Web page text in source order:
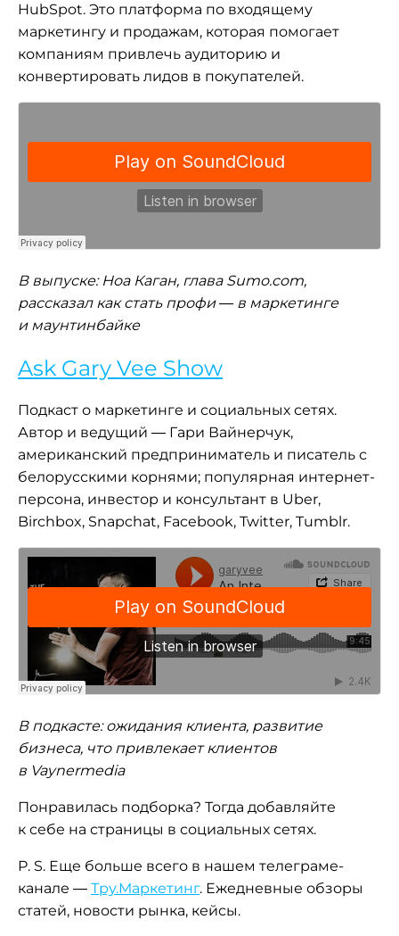
HubSpot. Это платформа по входящему
маркетингу и продажам, которая помогает
компаниям привлечь аудиторию и
конвертировать лидов в покупателей.
В выпуске: Ноа Каган, глава Sumo.com,
рассказал как стать профи — в маркетинге
и маунтинбайке
Ask Gary Vee Show
Подкаст о маркетинге и социальных сетях.
Автор и ведущий — Гари Вайнерчук,
американский предприниматель и писатель с
белорусскими корнями; популярная интернет-
персона, инвестор и консультант в Uber,
Birchbox, Snapchat, Facebook, Twitter, Tumblr.
В подкасте: ожидания клиента, развитие
бизнеса, что привлекает клиентов
в Vaynermedia
Понравилась подборка? Тогда добавляйте
к себе на страницы в социальных сетях.
P. S. Еще больше всего в нашем телеграме-
канале — Тру.Маркетинг. Ежедневные обзоры
статей, новости рынка, кейсы.